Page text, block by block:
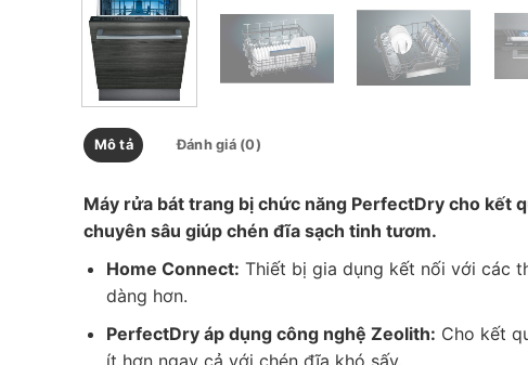
Mô tả Đánh giá (0)
Máy rửa bát trang bị chức năng PerfectDry cho kết
chuyên sâu giúp chén đĩa sạch tinh tươm.
Home Connect: Thiết bị gia dụng kết nối với các
dàng hơn.
PerfectDry áp dụng công nghệ Zeolith: Cho kết
ít hơn ngay cả với chén đĩa khó sấy.